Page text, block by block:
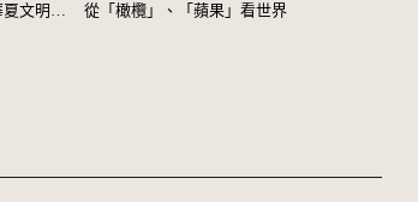
無題名：不管是東方的華夏文明…… 從「橄欖」、「蘋果」看世界